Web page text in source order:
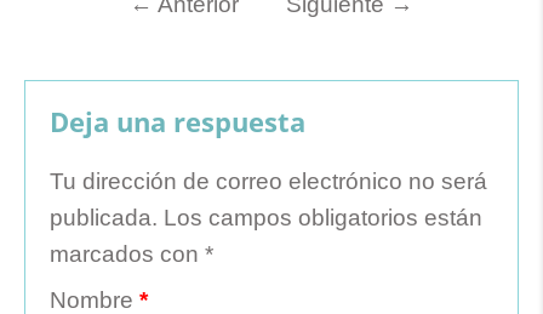
Deja una respuesta
Tu dirección de correo electrónico no será
publicada. Los campos obligatorios están
marcados con *
Nombre *